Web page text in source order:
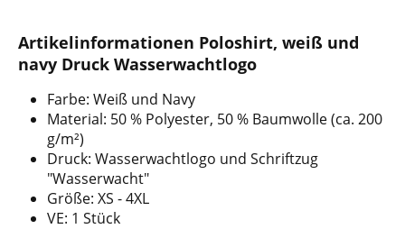
Artikelinformationen Poloshirt, weiß und
navy Druck Wasserwachtlogo
Farbe: Weiß und Navy
Material: 50 % Polyester, 50 % Baumwolle (ca. 200
g/m²)
Druck: Wasserwachtlogo und Schriftzug
"Wasserwacht"
Größe: XS - 4XL
VE: 1 Stück